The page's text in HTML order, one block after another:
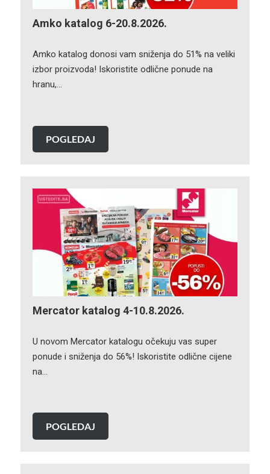
Amko katalog 6-20.8.2026.
Amko katalog donosi vam sniženja do 51% na veliki
izbor proizvoda! Iskoristite odlične ponude na
hranu,…
POGLEDAJ
Mercator katalog 4-10.8.2026.
U novom Mercator katalogu očekuju vas super
ponude i sniženja do 56%! Iskoristite odlične cijene
na…
POGLEDAJ